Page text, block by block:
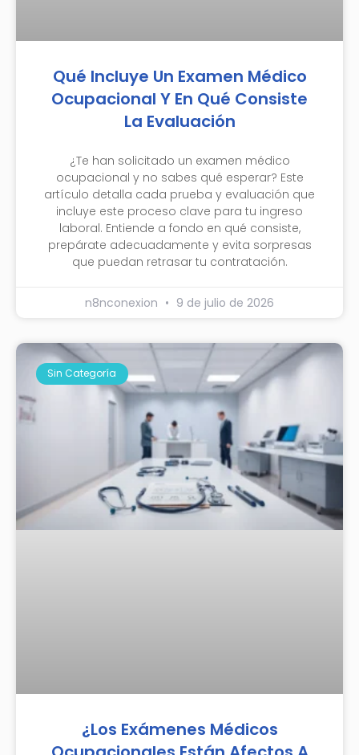
Qué Incluye Un Examen Médico
Ocupacional Y En Qué Consiste
La Evaluación
¿Te han solicitado un examen médico
ocupacional y no sabes qué esperar? Este
artículo detalla cada prueba y evaluación que
incluye este proceso clave para tu ingreso
laboral. Entiende a fondo en qué consiste,
prepárate adecuadamente y evita sorpresas
que puedan retrasar tu contratación.
n8nconexion 9 de julio de 2026
Sin Categoría
¿Los Exámenes Médicos